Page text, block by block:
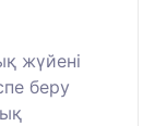
жүйені
беру